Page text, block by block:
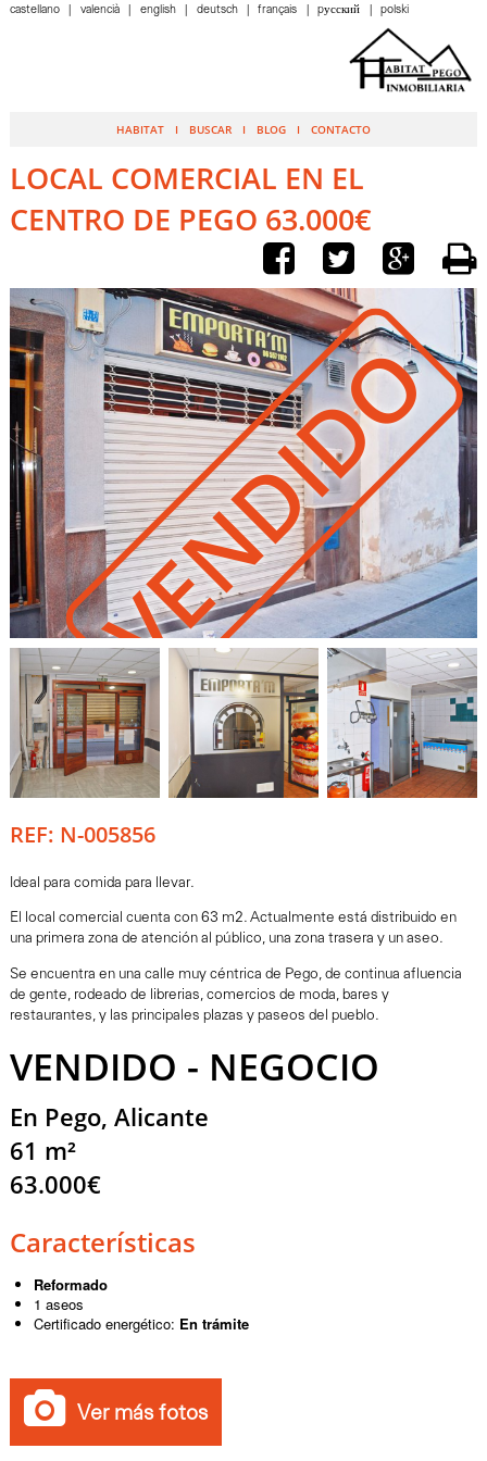
HABITAT BUSCAR BLOG CONTACTO
castellano valencià english deutsch français pусский polski
LOCAL COMERCIAL EN EL
CENTRO DE PEGO 63.000€
VENDIDO
REF: N-005856
Ideal para comida para llevar.
El local comercial cuenta con 63 m2. Actualmente está distribuido en
una primera zona de atención al público, una zona trasera y un aseo.
Se encuentra en una calle muy céntrica de Pego, de continua afluencia
de gente, rodeado de librerias, comercios de moda, bares y
restaurantes, y las principales plazas y paseos del pueblo.
VENDIDO - NEGOCIO
En Pego, Alicante
61 m²
63.000€
Características
Reformado
1 aseos
Certificado energético: En trámite
Ver más fotos